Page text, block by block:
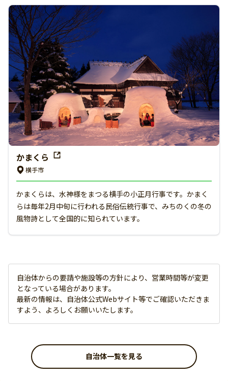
かまくら
横手市
かまくらは、⽔神様をまつる横手の⼩正⽉⾏事です。かまく
らは毎年2⽉中旬に⾏われる民俗伝統行事で、みちのくの冬の
風物詩として全国的に知られています。
自治体からの要請や施設等の方針により、営業時間等が変更
となっている場合があります。
最新の情報は、自治体公式Webサイト等でご確認いただきま
すよう、よろしくお願いいたします。
自治体一覧を見る